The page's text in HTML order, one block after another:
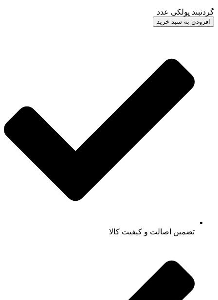
گردنبند پولکی عدد
افزودن به سبد خرید
تضمین اصالت و کیفیت کالا